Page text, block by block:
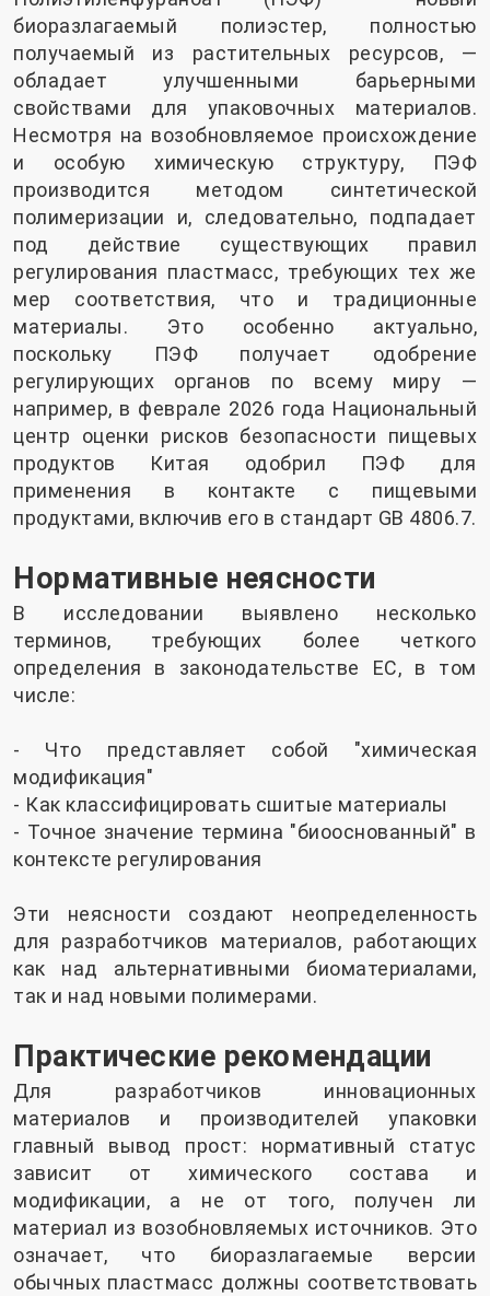
биоразлагаемый полиэстер, полностью
получаемый из растительных ресурсов, —
обладает улучшенными барьерными
свойствами для упаковочных материалов.
Несмотря на возобновляемое происхождение
и особую химическую структуру, ПЭФ
производится методом синтетической
полимеризации и, следовательно, подпадает
под действие существующих правил
регулирования пластмасс, требующих тех же
мер соответствия, что и традиционные
материалы. Это особенно актуально,
поскольку ПЭФ получает одобрение
регулирующих органов по всему миру —
например, в феврале 2026 года Национальный
центр оценки рисков безопасности пищевых
продуктов Китая одобрил ПЭФ для
применения в контакте с пищевыми
продуктами, включив его в стандарт GB 4806.7.
Нормативные неясности
В исследовании выявлено несколько
терминов, требующих более четкого
определения в законодательстве ЕС, в том
числе:
- Что представляет собой "химическая
модификация"
- Как классифицировать сшитые материалы
- Точное значение термина "биооснованный" в
контексте регулирования
Эти неясности создают неопределенность
для разработчиков материалов, работающих
как над альтернативными биоматериалами,
так и над новыми полимерами.
Практические рекомендации
Для разработчиков инновационных
материалов и производителей упаковки
главный вывод прост: нормативный статус
зависит от химического состава и
модификации, а не от того, получен ли
материал из возобновляемых источников. Это
означает, что биоразлагаемые версии
обычных пластмасс должны соответствовать